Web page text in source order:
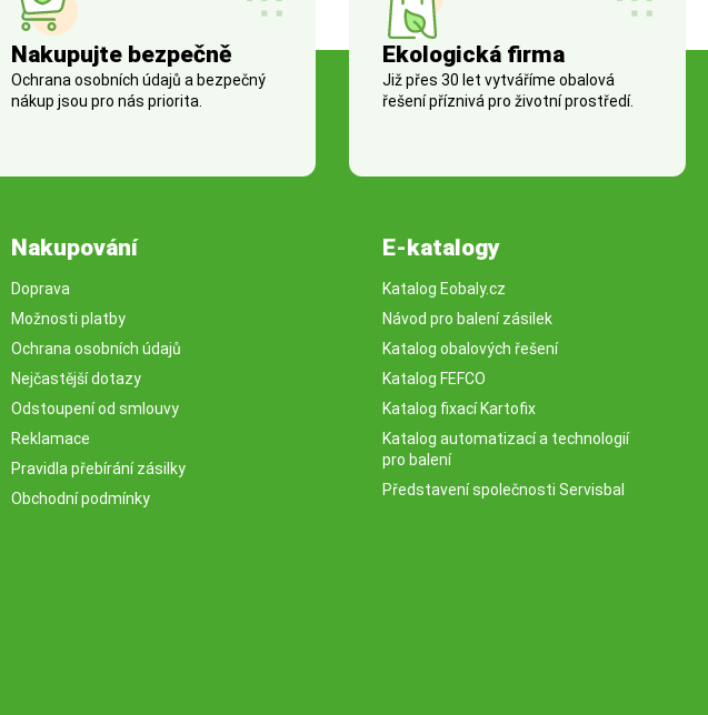
Nakupujte bezpečně
Ochrana osobních údajů a bezpečný
nákup jsou pro nás priorita.
Ekologická firma
Již přes 30 let vytváříme obalová
řešení příznivá pro životní prostředí.
Nakupování
Doprava
Možnosti platby
Ochrana osobních údajů
Nejčastější dotazy
Odstoupení od smlouvy
Reklamace
Pravidla přebírání zásilky
Obchodní podmínky
E-katalogy
Katalog Eobaly.cz
Návod pro balení zásilek
Katalog obalových řešení
Katalog FEFCO
Katalog fixací Kartofix
Katalog automatizací a technologií
pro balení
Představení společnosti Servisbal